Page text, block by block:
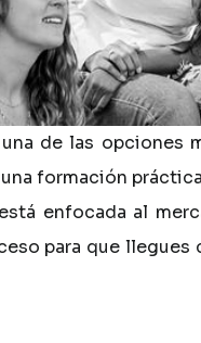
una de las opciones
una formación práctica
está enfocada al
para que llegues